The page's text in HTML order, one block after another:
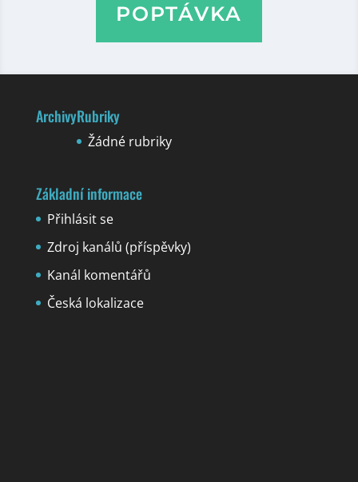
POPTÁVKA
ArchivyRubriky
Žádné rubriky
Základní informace
Přihlásit se
Zdroj kanálů (příspěvky)
Kanál komentářů
Česká lokalizace